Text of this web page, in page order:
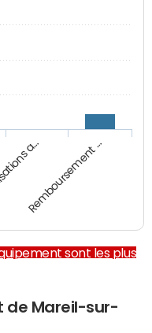
a…
Remboursement …
sont les plus
de Mareil-sur-